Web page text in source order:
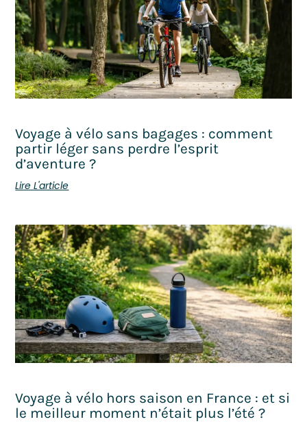
Voyage à vélo sans bagages : comment
partir léger sans perdre l’esprit
d’aventure ?
Lire L'article
Voyage à vélo hors saison en France : et si
le meilleur moment n’était plus l’été ?